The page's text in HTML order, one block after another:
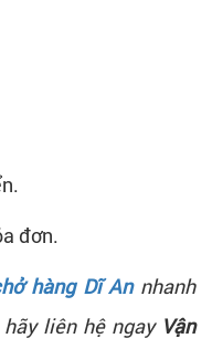
đơn.
hàng Dĩ Annhanh
liên hệ ngay Vận